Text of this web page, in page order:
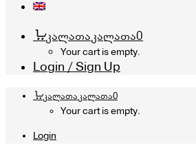
კალათაკალათა0
Your cart is empty.
Login / Sign Up
კალათაკალათა0
Your cart is empty.
Login